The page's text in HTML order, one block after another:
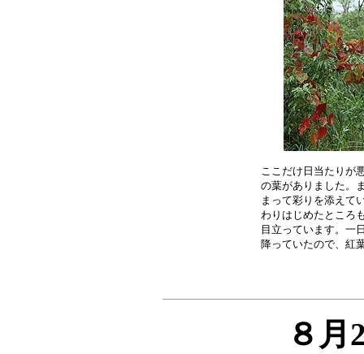
ここだけ日当たりが
の葉がありました。
まって彩りを添えて
わりはじめたところ
目立っています。一
８月